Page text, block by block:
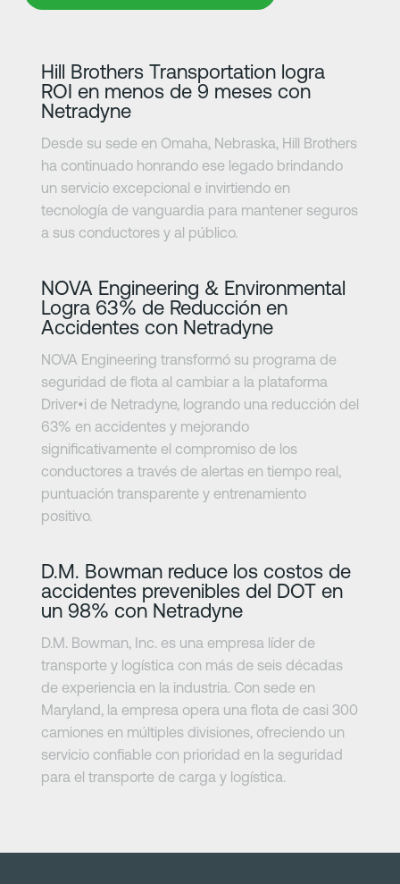
Hill Brothers Transportation logra
ROI en menos de 9 meses con
Netradyne
Desde su sede en Omaha, Nebraska, Hill Brothers
ha continuado honrando ese legado brindando
un servicio excepcional e invirtiendo en
tecnología de vanguardia para mantener seguros
a sus conductores y al público.
NOVA Engineering & Environmental
Logra 63% de Reducción en
Accidentes con Netradyne
NOVA Engineering transformó su programa de
seguridad de flota al cambiar a la plataforma
Driver•i de Netradyne, logrando una reducción del
63% en accidentes y mejorando
significativamente el compromiso de los
conductores a través de alertas en tiempo real,
puntuación transparente y entrenamiento
positivo.
D.M. Bowman reduce los costos de
accidentes prevenibles del DOT en
un 98% con Netradyne
D.M. Bowman, Inc. es una empresa líder de
transporte y logística con más de seis décadas
de experiencia en la industria. Con sede en
Maryland, la empresa opera una flota de casi 300
camiones en múltiples divisiones, ofreciendo un
servicio confiable con prioridad en la seguridad
para el transporte de carga y logística.